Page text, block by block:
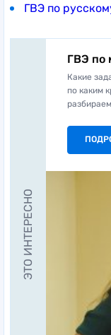
ГВЭ по
ЭТО ИНТЕРЕСНО
ГВЭ по
Какие
по каким